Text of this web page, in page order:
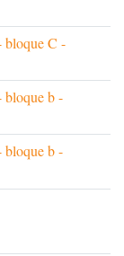
bloque C -
bloque b -
bloque b -